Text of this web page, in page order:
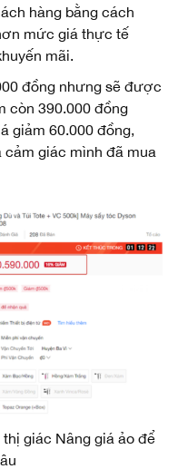
hàng bằng cách
mức giá thực tế
mãi.
đồng nhưng sẽ được
còn 390.000 đồng
giảm 60.000 đồng,
cảm giác mình đã mua
giác Nâng giá ảo để